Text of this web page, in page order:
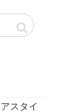
スタイ